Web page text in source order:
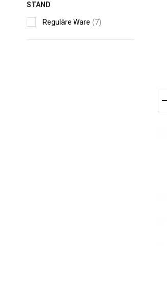
STAND
Reguläre Ware (7)